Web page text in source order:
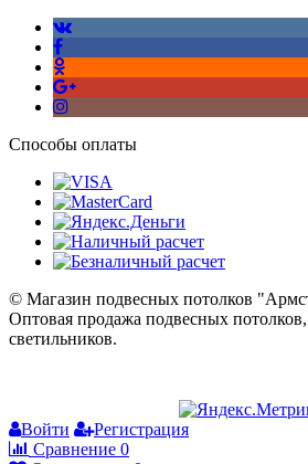
Способы оплаты
© Магазин подвесных потолков
Оптовая продажа подвесных
светильников.
Войти
Регистрация
Сравнение 0